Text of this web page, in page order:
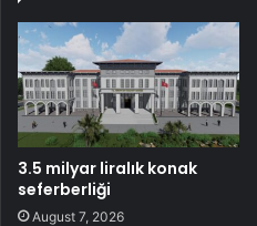
3.5 milyar liralık konak
seferberliği
August 7, 2026